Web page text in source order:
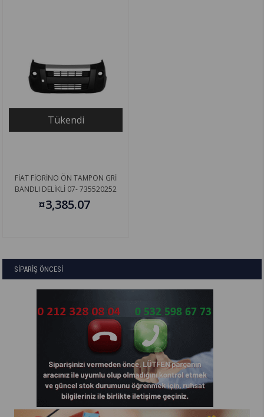
Tükendi
FİAT FİORİNO ÖN TAMPON GRİ
BANDLI DELİKLİ 07- 735520252
¤3,385.07
SİPARİŞ ÖNCESİ